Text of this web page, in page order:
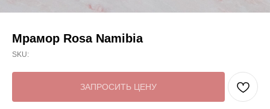
Мрамор Rosa Namibia
SKU:
ЗАПРОСИТЬ ЦЕНУ